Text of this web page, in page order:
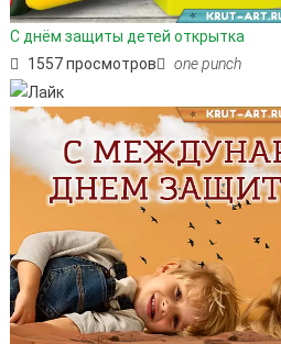
С днём защиты детей открытка
1557 просмотров
one punch